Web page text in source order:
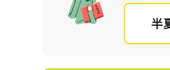
ころだけでなく身体の症
あなたのストレスのタイ
あなたにおすすめの処方
半